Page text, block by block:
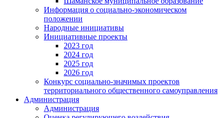
Информация о социально-экономическом
положении
Народные инициативы
Инициативные проекты
2023 год
2024 год
2025 год
2026 год
Конкурс социально-значимых проектов
территориального общественного самоуправления
Администрация
Администрация